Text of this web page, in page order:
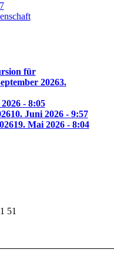
für
20263.
- 8:05
10. Juni 2026 - 9:57
19. Mai 2026 - 8:04
51